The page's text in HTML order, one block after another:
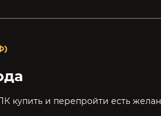
купить и перепройти есть